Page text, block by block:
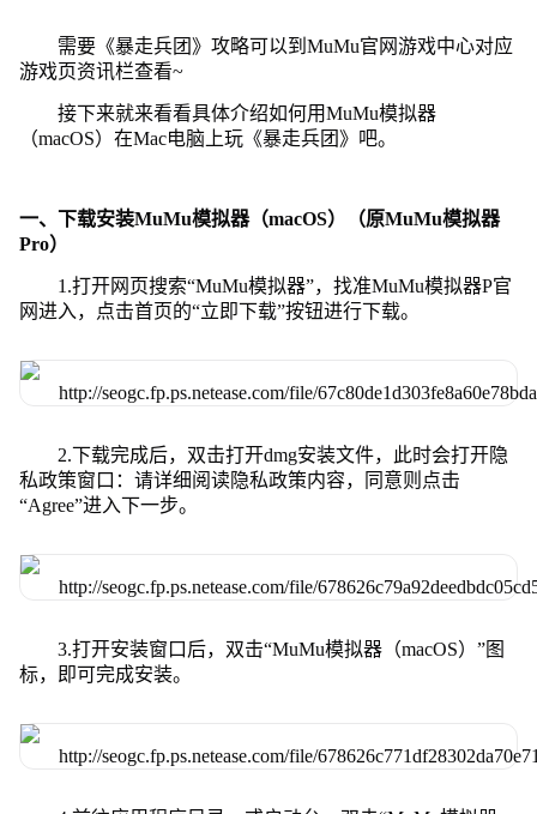
需要《暴走兵团》攻略可以到MuMu官网游戏中心对应
游戏页资讯栏查看~
接下来就来看看具体介绍如何用MuMu模拟器
（macOS）在Mac电脑上玩《暴走兵团》吧。
一、下载安装MuMu模拟器（macOS）（原MuMu模拟器
Pro）
1.打开网页搜索“MuMu模拟器”，找准MuMu模拟器P官
网进入，点击首页的“立即下载”按钮进行下载。
2.下载完成后，双击打开dmg安装文件，此时会打开隐
私政策窗口：请详细阅读隐私政策内容，同意则点击
“Agree”进入下一步。
3.打开安装窗口后，双击“MuMu模拟器（macOS）”图
标，即可完成安装。